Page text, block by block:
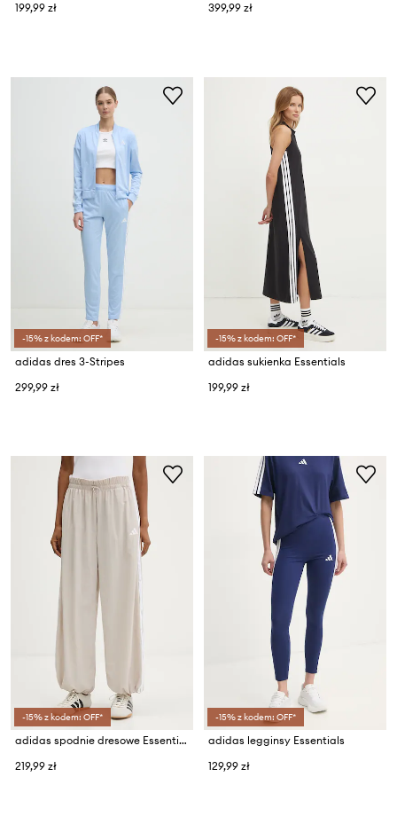
199,99 zł
399,99 zł
-15% z kodem: OFF*
adidas dres 3-Stripes
299,99 zł
-15% z kodem: OFF*
adidas sukienka Essentials
199,99 zł
-15% z kodem: OFF*
adidas spodnie dresowe Essentials
219,99 zł
-15% z kodem: OFF*
adidas legginsy Essentials
129,99 zł